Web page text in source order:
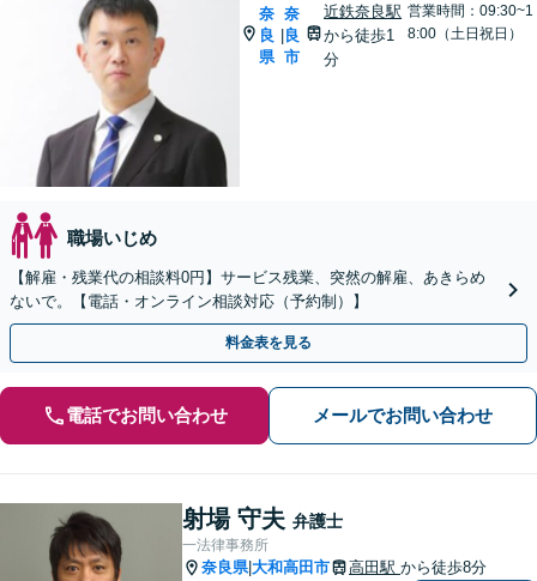
奈
良
県
奈
良
市
近鉄奈良駅
から徒歩1
分
営業時間：09:30~1
8:00（土日祝日）
職場いじめ
【解雇・残業代の相談料0円】サービス残業、突然の解雇、あきらめ
ないで。【電話・オンライン相談対応（予約制）】
料金表を見る
電話でお問い合わせ メールでお問い合わせ
射場 守夫 弁護士
一法律事務所
奈良県|大和高田市 高田駅 から徒歩8分